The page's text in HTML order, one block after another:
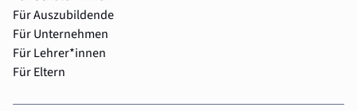
Für Auszubildende
Für Unternehmen
Für Lehrer*innen
Für Eltern